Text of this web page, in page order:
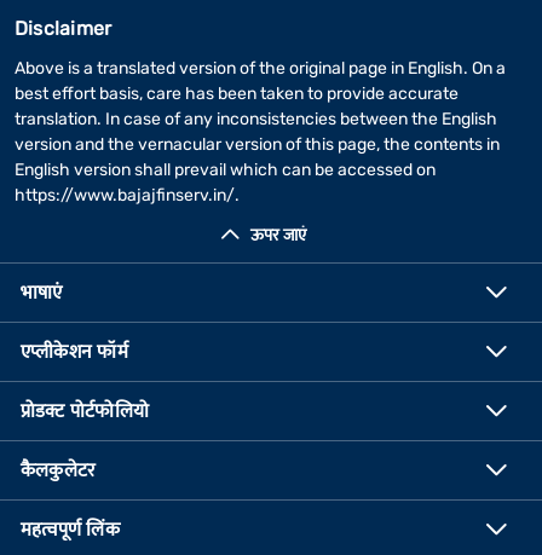
ऊपर जाएं
Disclaimer
Above is a translated version of the original page in English. On a
best effort basis, care has been taken to provide accurate
translation. In case of any inconsistencies between the English
version and the vernacular version of this page, the contents in
English version shall prevail which can be accessed on
https://www.bajajfinserv.in/.
भाषाएं
एप्लीकेशन फॉर्म
प्रोडक्ट पोर्टफोलियो
कैलकुलेटर
महत्वपूर्ण लिंक